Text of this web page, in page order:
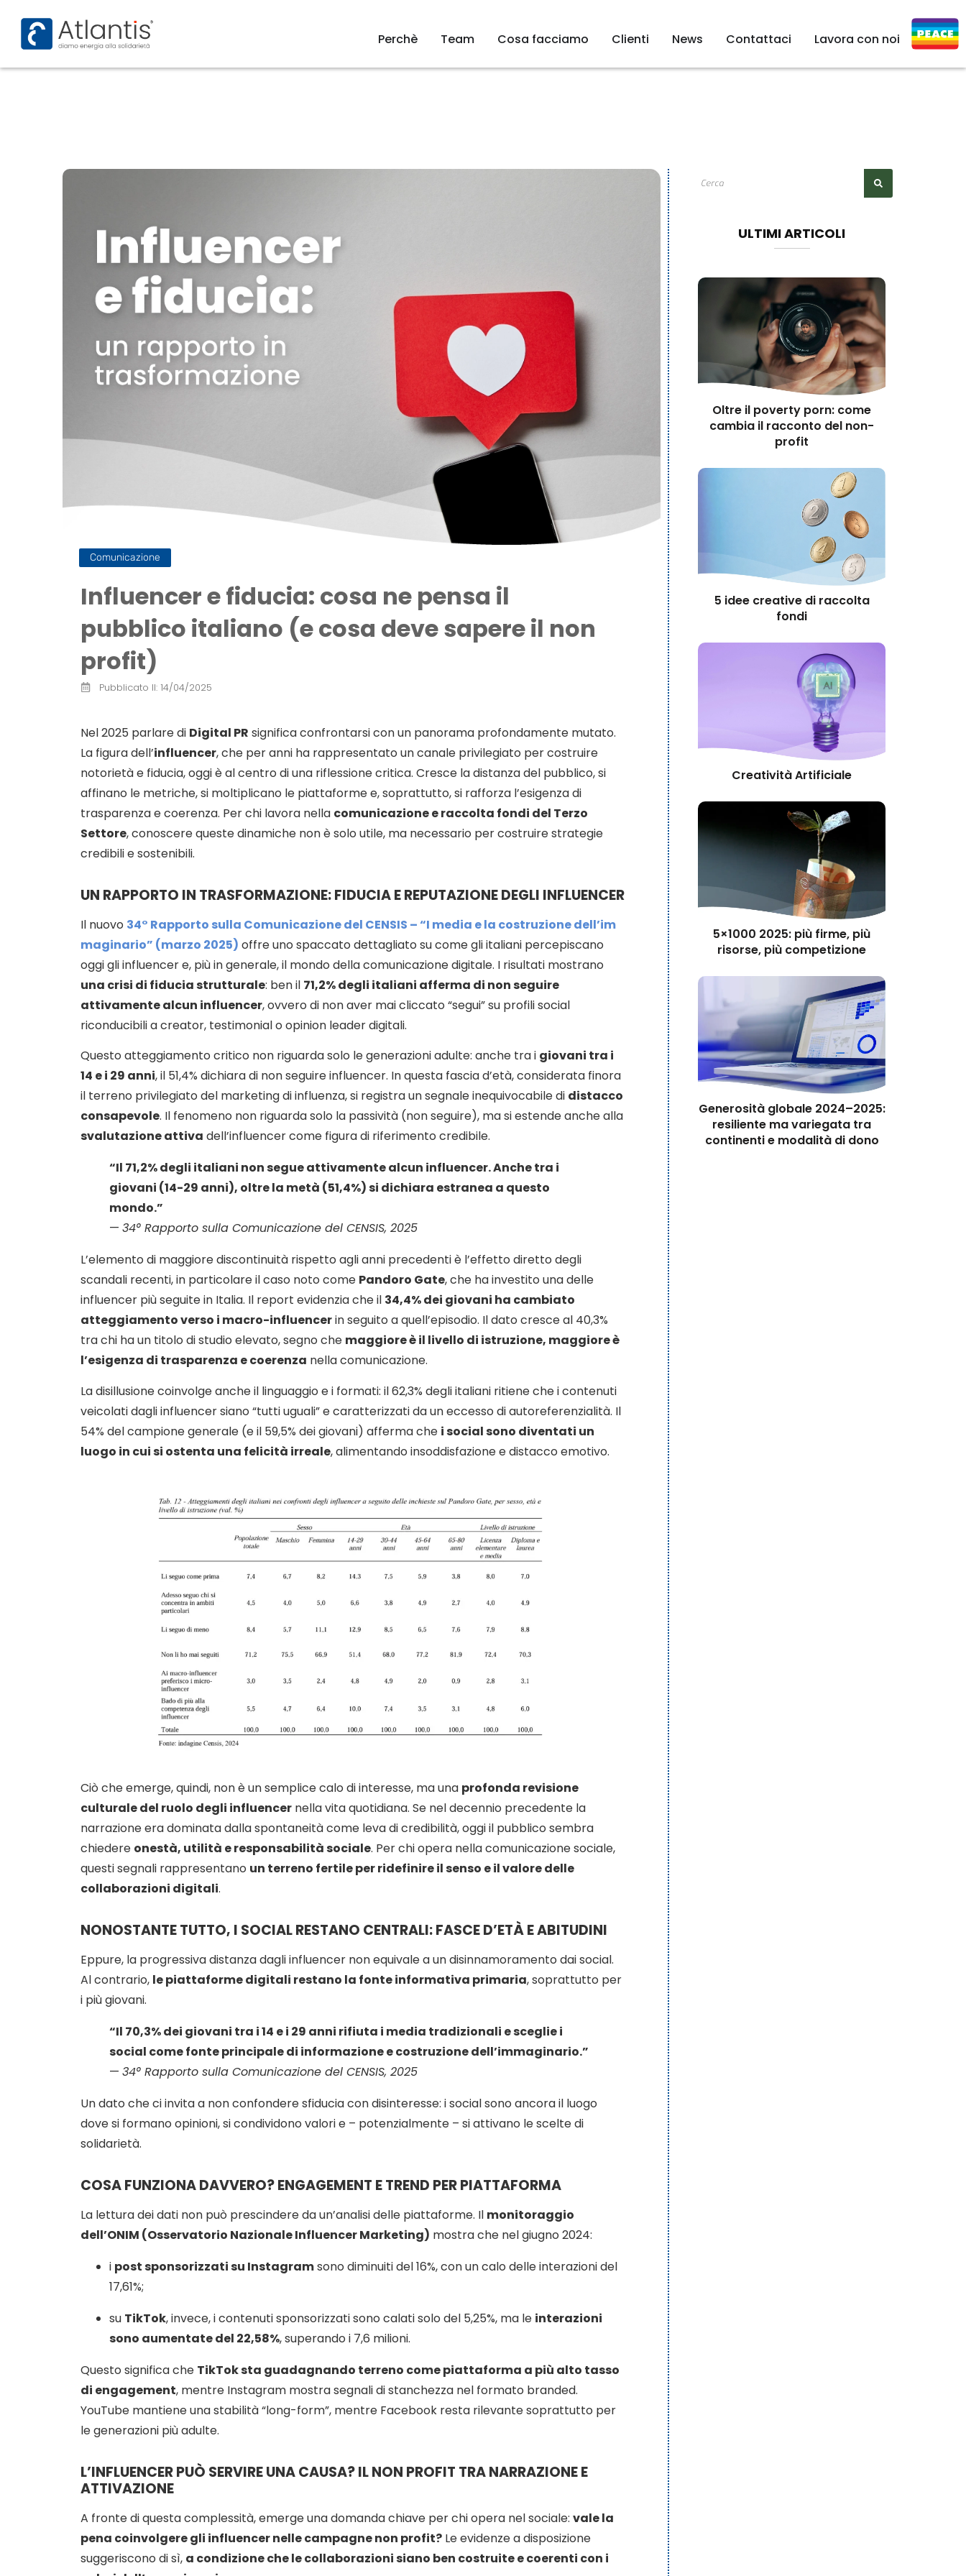
Perchè Team Cosa facciamo Clienti News Contattaci Lavora con noi
Comunicazione
Influencer e fiducia: cosa ne pensa il
pubblico italiano (e cosa deve sapere il non
profit)
Pubblicato Il: 14/04/2025
Nel 2025 parlare di Digital PR significa confrontarsi con un panorama profondamente mutato.
La figura dell’influencer, che per anni ha rappresentato un canale privilegiato per costruire
notorietà e fiducia, oggi è al centro di una riflessione critica. Cresce la distanza del pubblico, si
affinano le metriche, si moltiplicano le piattaforme e, soprattutto, si rafforza l’esigenza di
trasparenza e coerenza. Per chi lavora nella comunicazione e raccolta fondi del Terzo
Settore, conoscere queste dinamiche non è solo utile, ma necessario per costruire strategie
credibili e sostenibili.
UN RAPPORTO IN TRASFORMAZIONE: FIDUCIA E REPUTAZIONE DEGLI INFLUENCER
Il nuovo 34° Rapporto sulla Comunicazione del CENSIS – “I media e la costruzione dell’im
maginario” (marzo 2025) offre uno spaccato dettagliato su come gli italiani percepiscano
oggi gli influencer e, più in generale, il mondo della comunicazione digitale. I risultati mostrano
una crisi di fiducia strutturale: ben il 71,2% degli italiani afferma di non seguire
attivamente alcun influencer, ovvero di non aver mai cliccato “segui” su profili social
riconducibili a creator, testimonial o opinion leader digitali.
Questo atteggiamento critico non riguarda solo le generazioni adulte: anche tra i giovani tra i
14 e i 29 anni, il 51,4% dichiara di non seguire influencer. In questa fascia d’età, considerata finora
il terreno privilegiato del marketing di influenza, si registra un segnale inequivocabile di distacco
consapevole. Il fenomeno non riguarda solo la passività (non seguire), ma si estende anche alla
svalutazione attiva dell’influencer come figura di riferimento credibile.
“Il 71,2% degli italiani non segue attivamente alcun influencer. Anche tra i
giovani (14-29 anni), oltre la metà (51,4%) si dichiara estranea a questo
mondo.”
— 34° Rapporto sulla Comunicazione del CENSIS, 2025
L’elemento di maggiore discontinuità rispetto agli anni precedenti è l’effetto diretto degli
scandali recenti, in particolare il caso noto come Pandoro Gate, che ha investito una delle
influencer più seguite in Italia. Il report evidenzia che il 34,4% dei giovani ha cambiato
atteggiamento verso i macro-influencerin seguito a quell’episodio. Il dato cresce al 40,3%
tra chi ha un titolo di studio elevato, segno che maggiore è il livello di istruzione, maggiore è
l’esigenza di trasparenza e coerenza nella comunicazione.
La disillusione coinvolge anche il linguaggio e i formati: il 62,3% degli italiani ritiene che i contenuti
veicolati dagli influencer siano “tutti uguali” e caratterizzati da un eccesso di autoreferenzialità. Il
54% del campione generale (e il 59,5% dei giovani) afferma che i social sono diventati un
luogo in cui si ostenta una felicità irreale, alimentando insoddisfazione e distacco emotivo.
Ciò che emerge, quindi, non è un semplice calo di interesse, ma una profonda revisione
culturale del ruolo degli influencer nella vita quotidiana. Se nel decennio precedente la
narrazione era dominata dalla spontaneità come leva di credibilità, oggi il pubblico sembra
chiedere onestà, utilità e responsabilità sociale. Per chi opera nella comunicazione sociale,
questi segnali rappresentano un terreno fertile per ridefinire il senso e il valore delle
collaborazioni digitali.
NONOSTANTE TUTTO, I SOCIAL RESTANO CENTRALI: FASCE D’ETÀ E ABITUDINI
Eppure, la progressiva distanza dagli influencer non equivale a un disinnamoramento dai social.
Al contrario, le piattaforme digitali restano la fonte informativa primaria, soprattutto per
i più giovani.
“Il 70,3% dei giovani tra i 14 e i 29 anni rifiuta i media tradizionali e sceglie i
social come fonte principale di informazione e costruzione dell’immaginario.”
— 34° Rapporto sulla Comunicazione del CENSIS, 2025
Un dato che ci invita a non confondere sfiducia con disinteresse: i social sono ancora il luogo
dove si formano opinioni, si condividono valori e – potenzialmente – si attivano le scelte di
solidarietà.
COSA FUNZIONA DAVVERO? ENGAGEMENT E TREND PER PIATTAFORMA
La lettura dei dati non può prescindere da un’analisi delle piattaforme. Il monitoraggio
dell’ONIM (Osservatorio Nazionale Influencer Marketing) mostra che nel giugno 2024:
i post sponsorizzati su Instagramsono diminuiti del 16%, con un calo delle interazioni del
17,61%;
su TikTok, invece, i contenuti sponsorizzati sono calati solo del 5,25%, ma le interazioni
sono aumentate del 22,58%, superando i 7,6 milioni.
Questo significa che TikTok sta guadagnando terreno come piattaforma a più alto tasso
di engagement, mentre Instagram mostra segnali di stanchezza nel formato branded.
YouTube mantiene una stabilità “long-form”, mentre Facebook resta rilevante soprattutto per
le generazioni più adulte.
L’INFLUENCER PUÒ SERVIRE UNA CAUSA? IL NON PROFIT TRA NARRAZIONE E
ATTIVAZIONE
A fronte di questa complessità, emerge una domanda chiave per chi opera nel sociale: vale la
pena coinvolgere gli influencer nelle campagne non profit? Le evidenze a disposizione
suggeriscono di sì, a condizione che le collaborazioni siano ben costruite e coerenti con i
ULTIMI ARTICOLI
Oltre il poverty porn: come
cambia il racconto del non-
profit
5 idee creative di raccolta
fondi
Creatività Artificiale
5×1000 2025: più firme, più
risorse, più competizione
Generosità globale 2024–2025:
resiliente ma variegata tra
continenti e modalità di dono